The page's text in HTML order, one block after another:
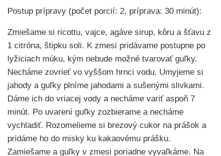
Postup prípravy (počet porcií: 2, príprava: 30 minút):
Zmiešame si ricottu, vajce, agáve sirup, kôru a šťavu z
1 citróna, štipku soli. K zmesi pridávame postupne po
lyžiciach múku, kým nebude možné tvarovať guľky.
Necháme zovrieť vo vyššom hrnci vodu. Umyjeme si
jahody a guľky plníme jahodami a sušenými slivkami.
Dáme ich do vriacej vody a necháme variť aspoň 7
minút. Po uvarení guľky zozbierame a necháme
vychladiť. Rozomelieme si brezový cukor na prášok a
pridáme ho do misky ku kakaovému prášku.
Zamiešame a guľky v zmesi poriadne vyvaľkáme. Na